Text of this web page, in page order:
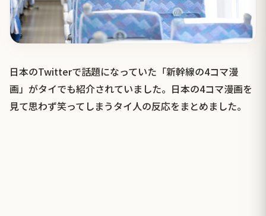
日本のTwitterで話題になっていた「新幹線の4コマ漫
画」がタイでも紹介されていました。日本の4コマ漫画を
見て思わず笑ってしまうタイ人の反応をまとめました。